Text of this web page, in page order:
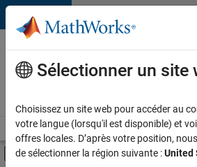
Passer au contenu
Votre
carrière
chez
Accueil Explorer nos opportunités
Activer/désactiver
Contenu principal
Sélectionner un site
Choisissez un site web pour accéder au
votre langue (lorsqu'il est disponible) et
offres locales. D’après votre position,
de sélectionner la région suivante :United